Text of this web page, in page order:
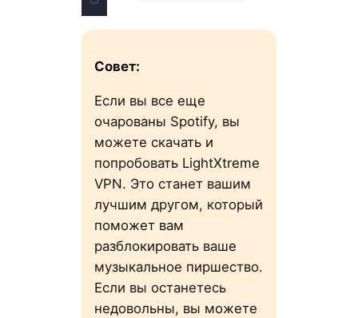
Совет:
Если вы все еще
очарованы Spotify, вы
можете скачать и
попробовать LightXtreme
VPN. Это станет вашим
лучшим другом, который
поможет вам
разблокировать ваше
музыкальное пиршество.
Если вы останетесь
недовольны, вы можете